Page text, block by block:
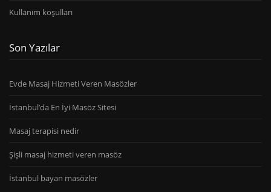
Kullanım koşulları
Son Yazılar
Evde Masaj Hizmeti Veren Masözler
İstanbul’da En İyi Masöz Sitesi
Masaj terapisi nedir
Şişli masaj hizmeti veren masöz
İstanbul bayan masözler